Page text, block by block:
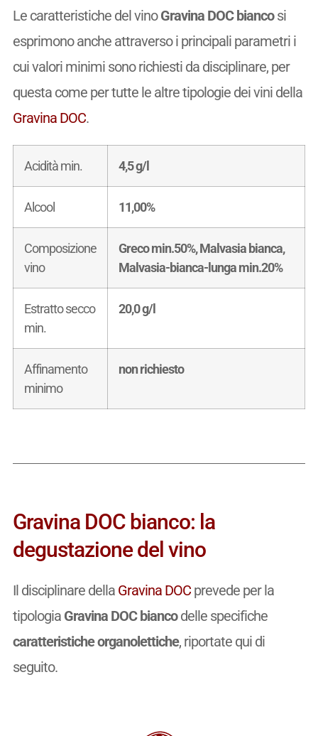
Le caratteristiche del vinoGravina DOC biancosi
esprimono anche attraverso i principali parametri i
cui valori minimi sono richiesti da disciplinare, per
questa come per tutte le altre tipologie dei vini della
Gravina DOC.
Acidità min. 4,5 g/l
Alcool 11,00%
Composizione
vino
Greco min.50%, Malvasia bianca,
Malvasia-bianca-lunga min.20%
Estratto secco
min.
20,0 g/l
Affinamento
minimo
non richiesto
Gravina DOC bianco: la
degustazione del vino
Il disciplinare della Gravina DOCprevede per la
tipologia Gravina DOC biancodelle specifiche
caratteristiche organolettiche, riportate qui di
seguito.